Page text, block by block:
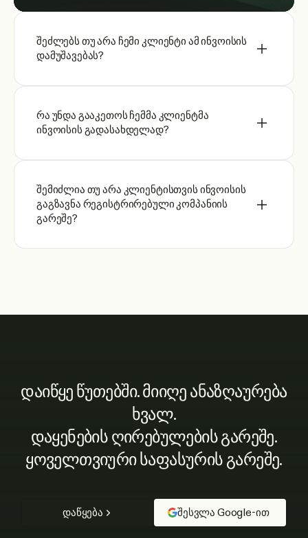
დამუშავებას?
ინვოისის გადასახდელად?
გაგზავნა რეგისტრირებული კომპანიის
გარეშე?
დაიწყე წუთებში. მიიღე ანაზღაურება
ხვალ.
დაყენების ღირებულების გარეშე.
ყოველთვიური საფასურის გარეშე.
შესვლა Google-ით